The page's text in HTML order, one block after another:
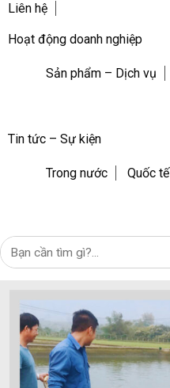
Liên hệ
Hoạt động doanh nghiệp
Sản phẩm – Dịch vụ
Tin tức – Sự kiện
Trong nước Quốc tế